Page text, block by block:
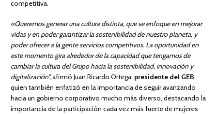
competitiva.
«Queremos generar una cultura distinta, que se enfoque en mejorar
vidas y en poder garantizar la sostenibilidad de nuestro planeta, y
poder ofrecer a la gente servicios competitivos. La oportunidad en
este momento gira alrededor de la capacidad que tengamos de
cambiar la cultura del Grupo hacia la sostenibilidad, innovación y
digitalización”,afirmó Juan Ricardo Ortega, presidente del GEB,
quien también enfatizó en la importancia de seguir avanzando
hacia un gobierno corporativo mucho más diverso, destacando la
importancia de la participación cada vez más fuerte de mujeres